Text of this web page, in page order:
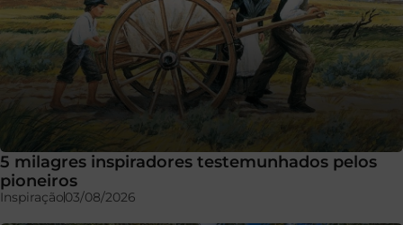
5 milagres inspiradores testemunhados pelos
pioneiros
Inspiração03/08/2026